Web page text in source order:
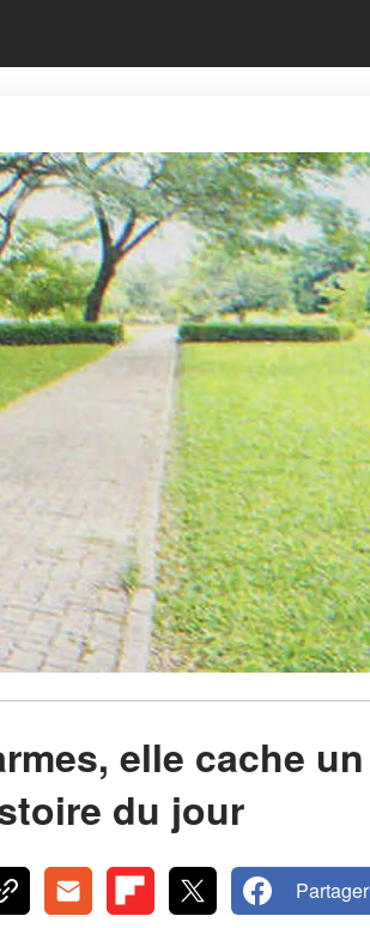
elle cache un
du jour
Partager